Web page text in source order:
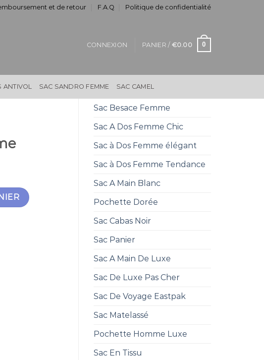
et de retour F.A.Q Politique de confidentialité
CONNEXION PANIER / €0.00 0
ANTIVOL SAC SANDRO FEMME SAC CAMEL
Sac Besace Femme
Sac A Dos Femme Chic
Sac à Dos Femme élégant
Sac à Dos Femme Tendance
Sac A Main Blanc
Pochette Dorée
Sac Cabas Noir
Sac Panier
Sac A Main De Luxe
Sac De Luxe Pas Cher
Sac De Voyage Eastpak
Sac Matelassé
Pochette Homme Luxe
Sac En Tissu